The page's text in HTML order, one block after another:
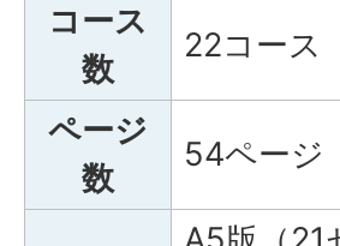
コース
数
22コース
ページ
数
54ページ